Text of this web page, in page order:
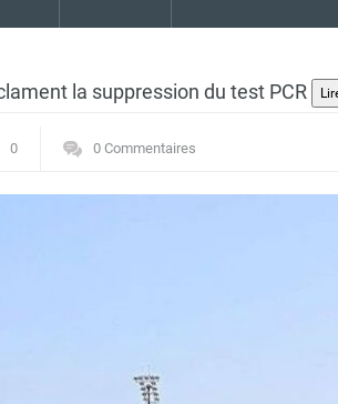
la suppression du test PCR
0 0 Commentaires